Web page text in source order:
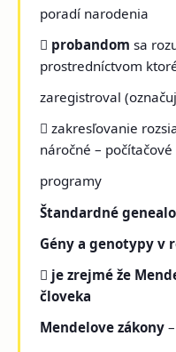
poradí narodenia
 probandomsa
prostredníctvom
zaregistroval
 zakresľovanie
náročné – počítačové
programy
Štandardné
Gény a genotypy v
 je zrejmé že
človeka
Mendelove zákony